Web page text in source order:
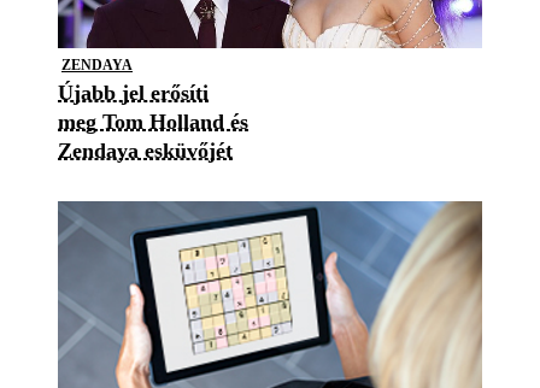
ZENDAYA
Újabb jel erősíti
meg Tom Holland és
Zendaya esküvőjét